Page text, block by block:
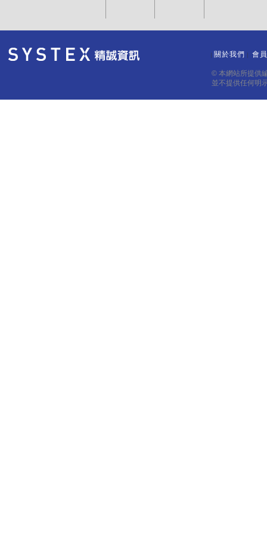
關於我們 會
© 本網站所提供
並不提供任何明